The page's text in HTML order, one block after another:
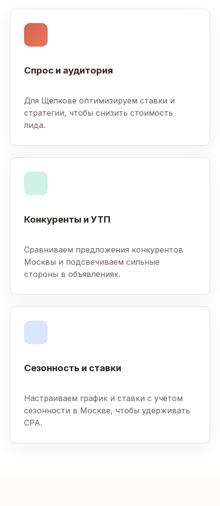
Спрос и аудитория
Для Щёлкове оптимизируем ставки и
стратегии, чтобы снизить стоимость
лида.
Конкуренты и УТП
Сравниваем предложения конкурентов
Москвы и подсвечиваем сильные
стороны в объявлениях.
Сезонность и ставки
Настраиваем график и ставки с учётом
сезонности в Москве, чтобы удерживать
CPA.